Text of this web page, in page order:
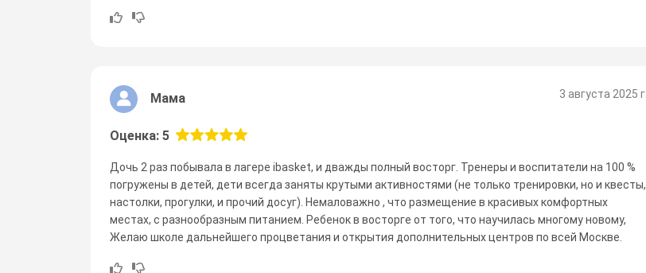
3 августа 2025 г.
Мама
Оценка: 5
Дочь 2 раз побывала в лагере ibasket, и дважды полный восторг. Тренеры и воспитатели на 100 %
погружены в детей, дети всегда заняты крутыми активностями (не только тренировки, но и квесты,
настолки, прогулки, и прочий досуг). Немаловажно , что размещение в красивых комфортных
местах, с разнообразным питанием. Ребенок в восторге от того, что научилась многому новому,
Желаю школе дальнейшего процветания и открытия дополнительных центров по всей Москве.